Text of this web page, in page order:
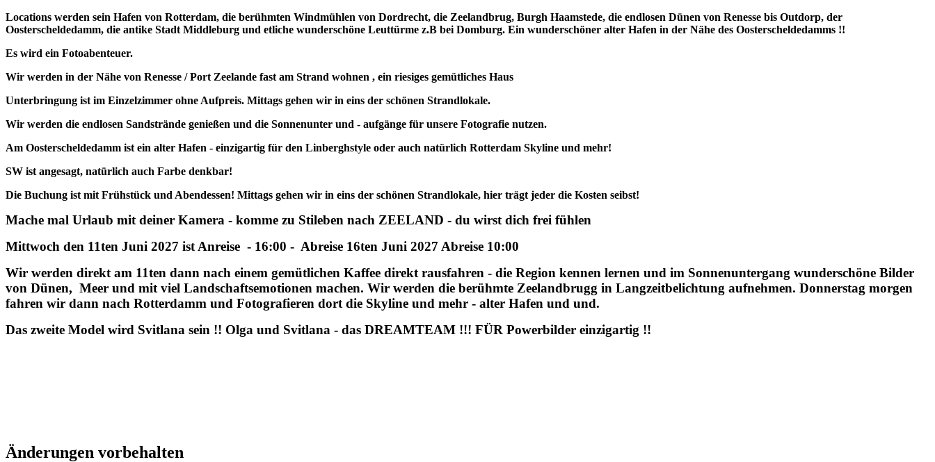
Locations werden sein Hafen von Rotterdam, die berühmten Windmühlen von Dordrecht, die Zeelandbrug, Burgh Haamstede, die endlosen Dünen von Renesse bis Outdorp, der
Oosterscheldedamm, die antike Stadt Middleburg und etliche wunderschöne Leuttürme z.B bei Domburg. Ein wunderschöner alter Hafen in der Nähe des Oosterscheldedamms !!
Es wird ein Fotoabenteuer.
Wir werden in der Nähe von Renesse / Port Zeelande fast am Strand wohnen , ein riesiges gemütliches Haus
Unterbringung ist im Einzelzimmer ohne Aufpreis. Mittags gehen wir in eins der schönen Strandlokale.
Wir werden die endlosen Sandstrände genießen und die Sonnenunter und - aufgänge für unsere Fotografie nutzen.
Am Oosterscheldedamm ist ein alter Hafen - einzigartig für den Linberghstyle oder auch natürlich Rotterdam Skyline und mehr!
SW ist angesagt, natürlich auch Farbe denkbar!
Die Buchung ist mit Frühstück und Abendessen! Mittags gehen wir in eins der schönen Strandlokale, hier trägt jeder die Kosten seibst!
Mache mal Urlaub mit deiner Kamera - komme zu Stileben nach ZEELAND - du wirst dich frei fühlen
Mittwoch den 11ten Juni 2027 ist Anreise - 16:00 - Abreise 16ten Juni 2027 Abreise 10:00
Wir werden direkt am 11ten dann nach einem gemütlichen Kaffee direkt rausfahren - die Region kennen lernen und im Sonnenuntergang wunderschöne Bilder
von Dünen, Meer und mit viel Landschaftsemotionen machen. Wir werden die berühmte Zeelandbrugg in Langzeitbelichtung aufnehmen. Donnerstag morgen
fahren wir dann nach Rotterdamm und Fotografieren dort die Skyline und mehr - alter Hafen und und.
Das zweite Model wird Svitlana sein !! Olga und Svitlana - das DREAMTEAM !!! FÜR Powerbilder einzigartig !!
Änderungen vorbehalten